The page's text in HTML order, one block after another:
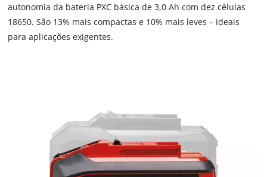
autonomia da bateria PXC básica de 3,0 Ah com dez células
18650. São 13% mais compactas e 10% mais leves – ideais
para aplicações exigentes.